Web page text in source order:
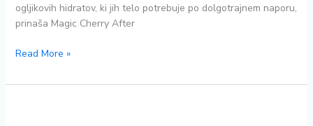
ogljikovih hidratov, ki jih telo potrebuje po dolgotrajnem naporu,
prinaša Magic Cherry After
ENERVIT
cherry
Read More »